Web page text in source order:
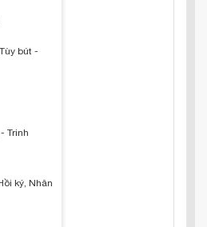
bút -
Trinh
ký, Nhân